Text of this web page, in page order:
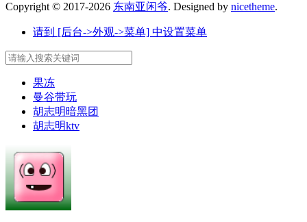
Copyright © 2017-2026 东南亚闲爷. Designed by nicetheme.
请到 [后台->外观->菜单] 中设置菜单
果冻
曼谷带玩
胡志明暗黑团
胡志明ktv